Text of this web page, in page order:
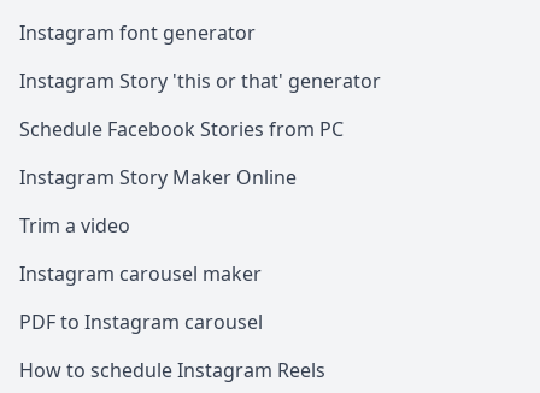
Instagram font generator
Instagram Story 'this or that' generator
Schedule Facebook Stories from PC
Instagram Story Maker Online
Trim a video
Instagram carousel maker
PDF to Instagram carousel
How to schedule Instagram Reels